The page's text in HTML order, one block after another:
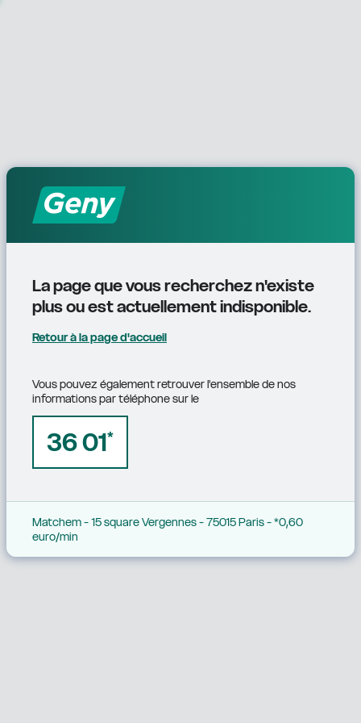
La page que vous recherchez n'existe
plus ou est actuellement indisponible.
Retour à la page d'accueil
Vous pouvez également retrouver l'ensemble de nos
informations par téléphone sur le
36 01*
Matchem - 15 square Vergennes - 75015 Paris - *0,60
euro/min